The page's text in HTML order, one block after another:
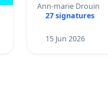
Ann-marie Drouin
27 signatures
15 Jun 2026